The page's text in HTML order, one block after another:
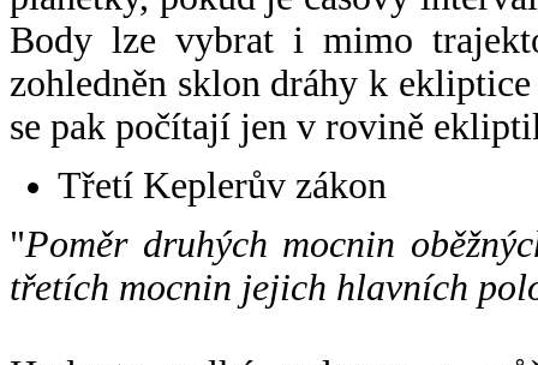
Body lze vybrat i mimo
zohledněn sklon dráhy k
se pak počítají jen v rovině
Třetí Keplerův zákon
"Poměr druhých mocnin
třetích mocnin jejich hlavních